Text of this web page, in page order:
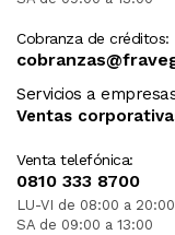
Cobranza de créditos:
Servicios a
Ventas
Venta telefónica:
0810 333 8700
LU-VI de 08:00 a 20:00
SA de 09:00 a 13:00